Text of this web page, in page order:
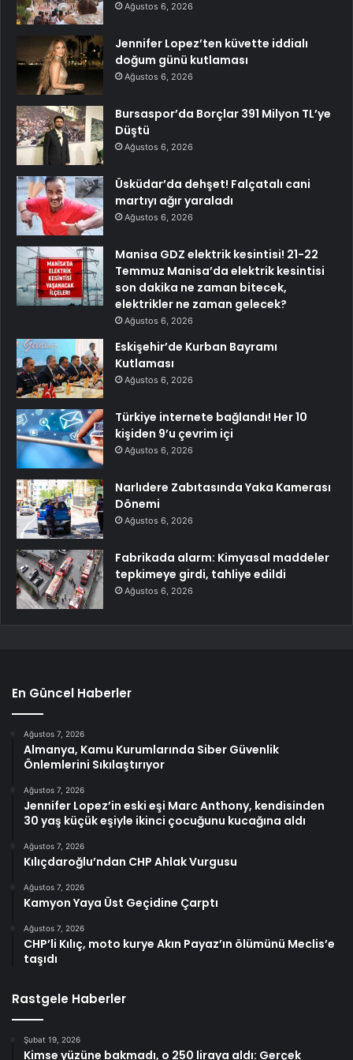
Ağustos 6, 2026
Jennifer Lopez’ten küvette iddialı
doğum günü kutlaması
Ağustos 6, 2026
Bursaspor’da Borçlar 391 Milyon TL’ye
Düştü
Ağustos 6, 2026
Üsküdar’da dehşet! Falçatalı cani
martıyı ağır yaraladı
Ağustos 6, 2026
Manisa GDZ elektrik kesintisi! 21-22
Temmuz Manisa’da elektrik kesintisi
son dakika ne zaman bitecek,
elektrikler ne zaman gelecek?
Ağustos 6, 2026
Eskişehir’de Kurban Bayramı
Kutlaması
Ağustos 6, 2026
Türkiye internete bağlandı! Her 10
kişiden 9’u çevrim içi
Ağustos 6, 2026
Narlıdere Zabıtasında Yaka Kamerası
Dönemi
Ağustos 6, 2026
Fabrikada alarm: Kimyasal maddeler
tepkimeye girdi, tahliye edildi
Ağustos 6, 2026
En Güncel Haberler
Ağustos 7, 2026
Almanya, Kamu Kurumlarında Siber Güvenlik
Önlemlerini Sıkılaştırıyor
Ağustos 7, 2026
Jennifer Lopez’in eski eşi Marc Anthony, kendisinden
30 yaş küçük eşiyle ikinci çocuğunu kucağına aldı
Ağustos 7, 2026
Kılıçdaroğlu’ndan CHP Ahlak Vurgusu
Ağustos 7, 2026
Kamyon Yaya Üst Geçidine Çarptı
Ağustos 7, 2026
CHP’li Kılıç, moto kurye Akın Payaz’ın ölümünü Meclis’e
taşıdı
Rastgele Haberler
Şubat 19, 2026
Kimse yüzüne bakmadı, o 250 liraya aldı: Gerçek